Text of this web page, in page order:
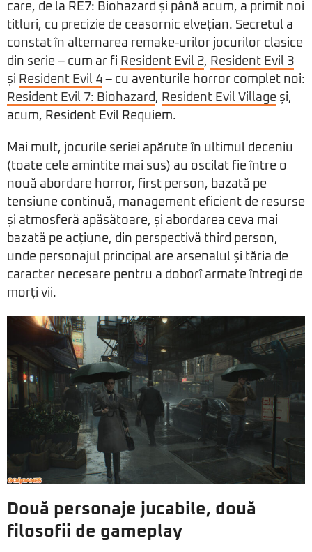
care, de la RE7: Biohazard și până acum, a primit noi
titluri, cu precizie de ceasornic elvețian. Secretul a
constat în alternarea remake-urilor jocurilor clasice
din serie – cum ar fi Resident Evil 2, Resident Evil 3
și Resident Evil 4 – cu aventurile horror complet noi:
Resident Evil 7: Biohazard, Resident Evil Village și,
acum, Resident Evil Requiem.
Mai mult, jocurile seriei apărute în ultimul deceniu
(toate cele amintite mai sus) au oscilat fie între o
nouă abordare horror, first person, bazată pe
tensiune continuă, management eficient de resurse
și atmosferă apăsătoare, și abordarea ceva mai
bazată pe acțiune, din perspectivă third person,
unde personajul principal are arsenalul și tăria de
caracter necesare pentru a doborî armate întregi de
morți vii.
Două personaje jucabile, două
filosofii de gameplay